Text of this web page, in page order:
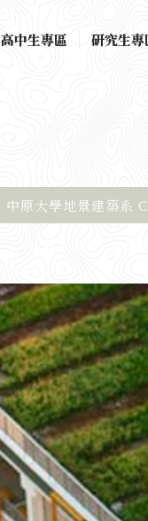
高中生專區 研究生專
中原大學地景建築系